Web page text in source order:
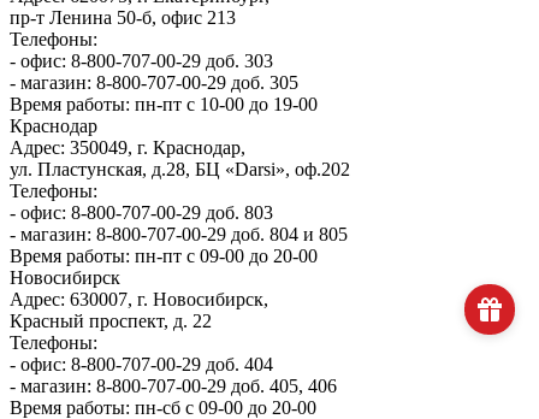
пр-т Ленина 50-б, офис 213
Телефоны:
- офис: 8-800-707-00-29 доб. 303
- магазин: 8-800-707-00-29 доб. 305
Время работы: пн-пт с 10-00 до 19-00
Краснодар
Адрес: 350049, г. Краснодар,
ул. Пластунская, д.28, БЦ «Darsi», оф.202
Телефоны:
- офис: 8-800-707-00-29 доб. 803
- магазин: 8-800-707-00-29 доб. 804 и 805
Время работы: пн-пт с 09-00 до 20-00
Новосибирск
Адрес: 630007, г. Новосибирск,
Красный проспект, д. 22
Телефоны:
- офис: 8-800-707-00-29 доб. 404
- магазин: 8-800-707-00-29 доб. 405, 406
Время работы: пн-сб с 09-00 до 20-00